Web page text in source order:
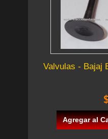
Valvulas - Bajaj
Agregar al